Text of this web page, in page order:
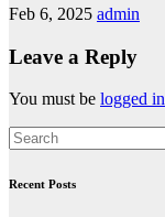
Feb 6, 2025 admin
Leave a Reply
You must be logged in
Recent Posts